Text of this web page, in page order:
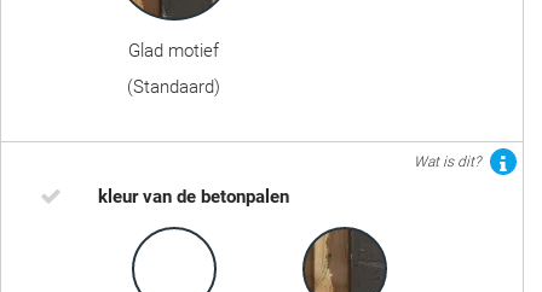
Glad motief
(Standaard)
Wat is dit?
kleur van de betonpalen